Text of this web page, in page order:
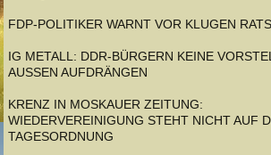
FDP-POLITIKER WARNT VOR KLUGEN
IG METALL: DDR-BÜRGERN KEINE
AUSSEN AUFDRÄNGEN
KRENZ IN MOSKAUER ZEITUNG:
WIEDERVEREINIGUNG STEHT NICHT AUF
TAGESORDNUNG